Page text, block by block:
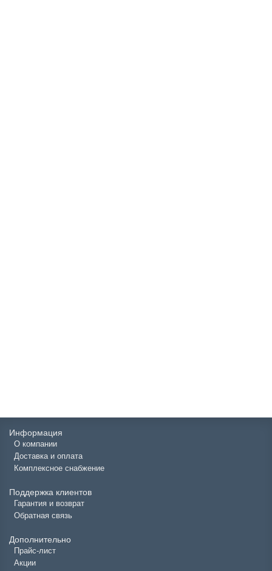
Информация
О компании
Доставка и оплата
Комплексное снабжение
Поддержка клиентов
Гарантия и возврат
Обратная связь
Дополнительно
Прайс-лист
Акции